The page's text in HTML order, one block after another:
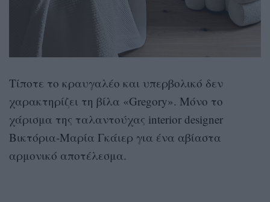
Τίποτε το κραυγαλέο και υπερβολικό δεν
χαρακτηρίζει τη βίλα «Gregory». Μόνο το
χάρισμα της ταλαντούχας interior designer
Βικτόρια-Μαρία Γκάιερ για ένα αβίαστα
αρμονικό αποτέλεσμα.